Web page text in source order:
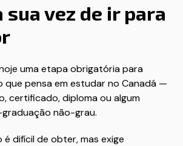
sua vez de ir para
uma etapa obrigatória para
que pensa em estudar no Canadá —
certificado, diploma ou algum
não-grau.
difícil de obter, mas exige